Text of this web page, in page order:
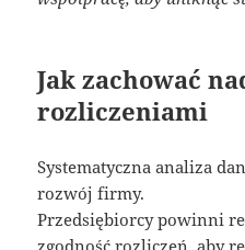
Jak zachować
rozliczeniami
Systematyczna analiza
rozwój firmy.
Przedsiębiorcy powinni
zgodność rozliczeń, aby